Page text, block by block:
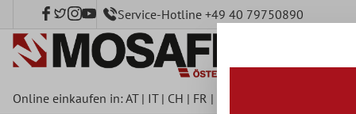
springen Service-Hotline +49 40 79750890
Online einkaufen in:AT| IT| CH | FR |